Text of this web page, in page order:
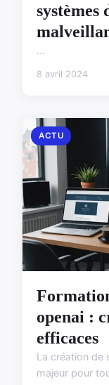
systèmes
...
8 avril 2024
ACTU
openai :
efficaces
La création de
majeur pour